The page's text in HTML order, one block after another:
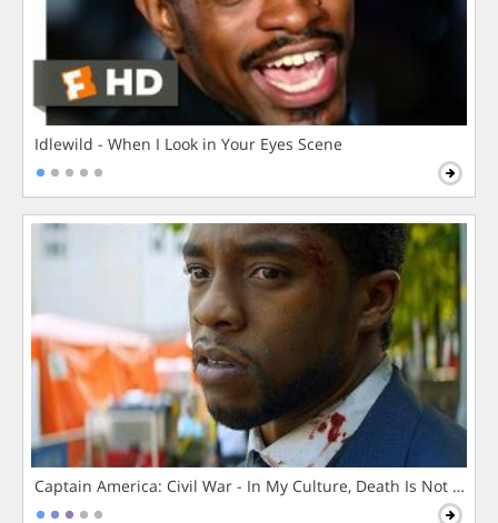
Idlewild - When I Look in Your Eyes Scene
Captain America: Civil War - In My Culture, Death Is Not The